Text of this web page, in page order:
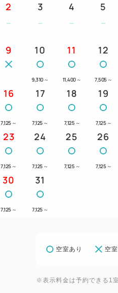
2 3 4 5
9 10
9,310 ～
11
11,400 ～
12
7,505 ～
16
7,125 ～
17
7,125 ～
18
7,125 ～
19
7,125 ～
23
7,125 ～
24
7,125 ～
25
7,125 ～
26
7,125 ～
30
7,125 ～
31
7,125 ～
空室あり 空
※表示料金は予約できる1